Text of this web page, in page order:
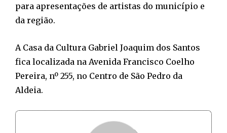
para apresentações de artistas do município e
da região.
A Casa da Cultura Gabriel Joaquim dos Santos
fica localizada na Avenida Francisco Coelho
Pereira, nº 255, no Centro de São Pedro da
Aldeia.